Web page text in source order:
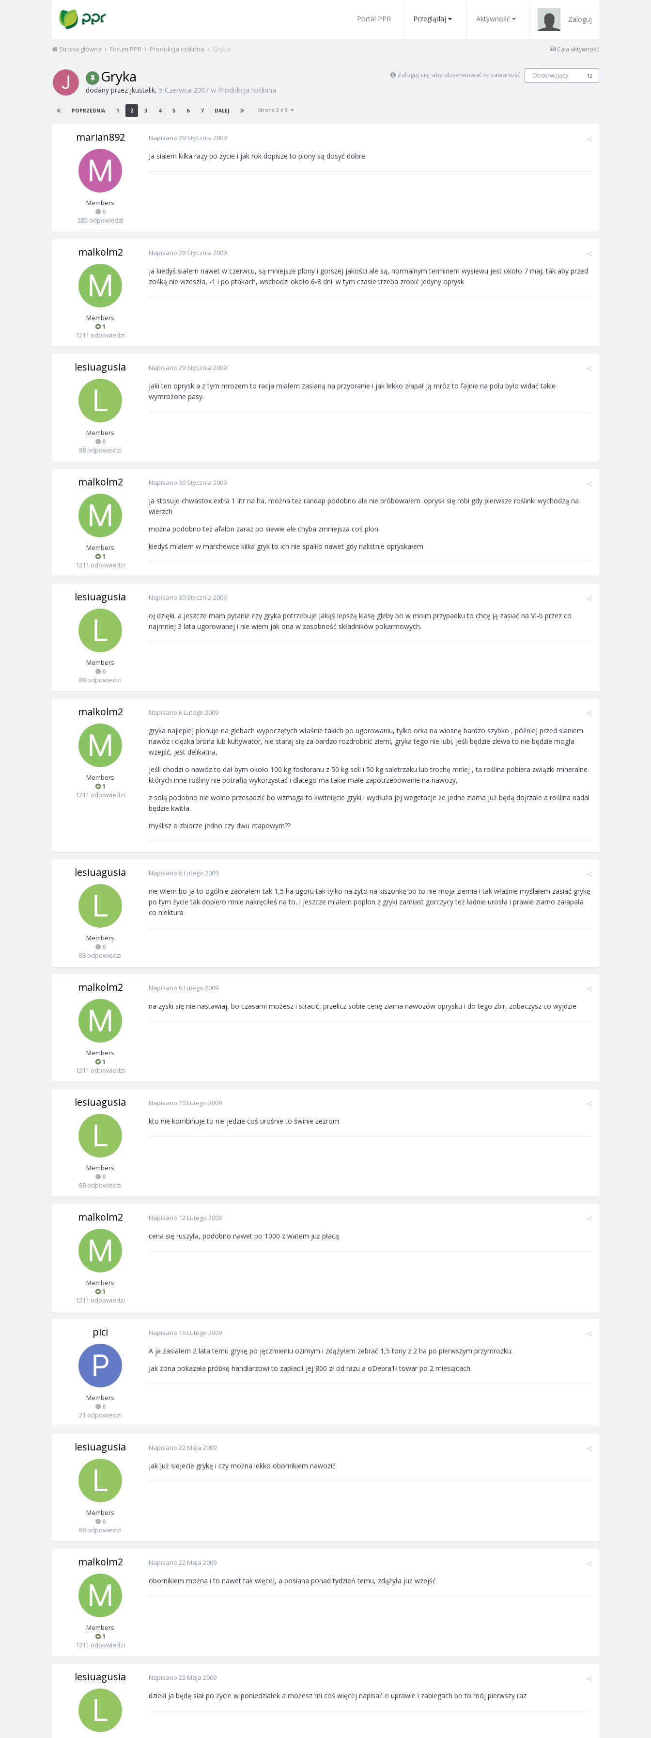
Portal PPR Przeglądaj Aktywność Zaloguj
Cała aktywność
Strona główna Forum PPR Produkcja roślinna Gryka
Zaloguj się, aby obserwować tę zawartość Obserwujący 12
Gryka
dodany przez jkustalik, 5 Czerwca 2007 w Produkcja roślinna
POPRZEDNIA 1 2 3 4 5 6 7 DALEJ Strona 2 z 8
marian892
Members
0
285 odpowiedzi
Napisano 29 Stycznia 2009
Ja sialem kilka razy po życie i jak rok dopisze to plony są dosyć dobre
malkolm2
Members
1
1211 odpowiedzi
Napisano 29 Stycznia 2009
ja kiedyś siałem nawet w czerwcu, są mniejsze plony i gorszej jakości ale są, normalnym terminem wysiewu jest około 7 maj, tak aby przed
zośką nie wzeszła, -1 i po ptakach, wschodzi około 6-8 dni. w tym czasie trzeba zrobić jedyny oprysk
lesiuagusia
Members
0
88 odpowiedzi
Napisano 29 Stycznia 2009
jaki ten oprysk a z tym mrozem to racja miałem zasianą na przyoranie i jak lekko złapał ją mróz to fajnie na polu było widać takie
wymrożone pasy.
malkolm2
Members
1
1211 odpowiedzi
Napisano 30 Stycznia 2009
ja stosuje chwastox extra 1 litr na ha, można też randap podobno ale nie próbowałem. oprysk się robi gdy pierwsze roślinki wychodzą na
wierzch
można podobno też afalon zaraz po siewie ale chyba zmniejsza coś plon.
kiedyś miałem w marchewce kilka gryk to ich nie spaliło nawet gdy nalistnie opryskałem
lesiuagusia
Members
0
88 odpowiedzi
Napisano 30 Stycznia 2009
oj dzięki. a jeszcze mam pytanie czy gryka potrzebuje jakąś lepszą klasę gleby bo w moim przypadku to chcę ją zasiać na VI-b przez co
najmniej 3 lata ugorowanej i nie wiem jak ona w zasobność składników pokarmowych.
malkolm2
Members
1
1211 odpowiedzi
Napisano 6 Lutego 2009
gryka najlepiej plonuje na glebach wypoczętych właśnie takich po ugorowaniu, tylko orka na wiosnę bardzo szybko , później przed sianiem
nawóz i ciężka brona lub kultywator, nie staraj się za bardzo rozdrobnić ziemi, gryka tego nie lubi, jeśli będzie zlewa to nie będzie mogła
wzejść, jest delikatna,
jeśli chodzi o nawóz to dał bym około 100 kg fosforanu z 50 kg soli i 50 kg saletrzaku lub trochę mniej , ta roślina pobiera związki mineralne
których inne rośliny nie potrafią wykorzystać i dlatego ma takie małe zapotrzebowanie na nawozy,
z solą podobno nie wolno przesadzić bo wzmaga to kwitnięcie gryki i wydłuża jej wegetacje że jedne ziarna już będą dojrzałe a roślina nadal
będzie kwitła.
myślisz o zbiorze jedno czy dwu etapowym??
lesiuagusia
Members
0
88 odpowiedzi
Napisano 6 Lutego 2009
nie wiem bo ja to ogólnie zaorałem tak 1,5 ha ugoru tak tylko na żyto na kiszonkę bo to nie moja ziemia i tak właśnie myślałem zasiać grykę
po tym życie tak dopiero mnie nakręciłeś na to, i jeszcze miałem poplon z gryki zamiast gorczycy też ładnie urosła i prawie ziarno załapała
co niektura
malkolm2
Members
1
1211 odpowiedzi
Napisano 9 Lutego 2009
na zyski się nie nastawiaj, bo czasami możesz i stracić, przelicz sobie cenę ziarna nawozów oprysku i do tego zbir, zobaczysz co wyjdzie
lesiuagusia
Members
0
88 odpowiedzi
Napisano 10 Lutego 2009
kto nie kombinuje to nie jedzie coś urośnie to świnie zezrom
malkolm2
Members
1
1211 odpowiedzi
Napisano 12 Lutego 2009
cena się ruszyła, podobno nawet po 1000 z watem już płacą
pici
Members
0
21 odpowiedzi
Napisano 16 Lutego 2009
A ja zasiałem 2 lata temu grykę po jęczmieniu ozimym i zdążyłem zebrać 1,5 tony z 2 ha po pierwszym przymrozku.
Jak żona pokazała próbkę handlarzowi to zapłacił jej 800 zł od razu a oDebra1ł towar po 2 miesiącach.
lesiuagusia
Members
0
88 odpowiedzi
Napisano 22 Maja 2009
jak już siejecie grykę i czy można lekko obornikiem nawozić
malkolm2
Members
1
1211 odpowiedzi
Napisano 22 Maja 2009
obornikiem można i to nawet tak więcej, a posiana ponad tydzień temu, zdążyła już wzejść
lesiuagusia Napisano 23 Maja 2009
dzieki ja będę siał po życie w poniedziałek a możesz mi coś więcej napisać o uprawie i zabiegach bo to mój pierwszy raz